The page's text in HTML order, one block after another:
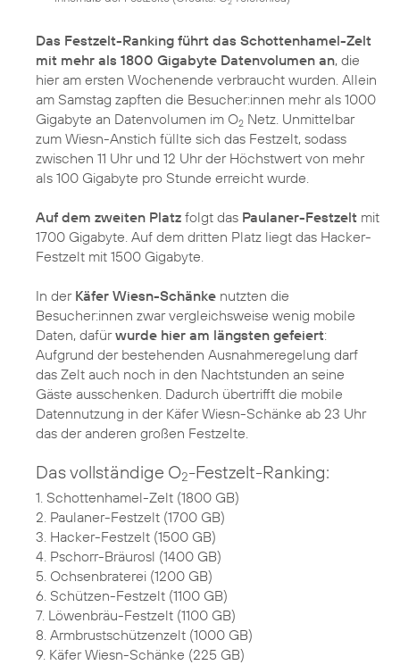
Das Festzelt-Ranking führt das Schottenhamel-Zelt
mit mehr als 1800 Gigabyte Datenvolumen an, die
hier am ersten Wochenende verbraucht wurden. Allein
am Samstag zapften die Besucher:innen mehr als 1000
Gigabyte an Datenvolumen im O2 Netz. Unmittelbar
zum Wiesn-Anstich füllte sich das Festzelt, sodass
zwischen 11 Uhr und 12 Uhr der Höchstwert von mehr
als 100 Gigabyte pro Stunde erreicht wurde.
Auf dem zweiten Platz folgt das Paulaner-Festzelt mit
1700 Gigabyte. Auf dem dritten Platz liegt das Hacker-
Festzelt mit 1500 Gigabyte.
In der Käfer Wiesn-Schänke nutzten die
Besucher:innen zwar vergleichsweise wenig mobile
Daten, dafürwurde hier am längsten gefeiert:
Aufgrund der bestehenden Ausnahmeregelung darf
das Zelt auch noch in den Nachtstunden an seine
Gäste ausschenken. Dadurch übertrifft die mobile
Datennutzung in der Käfer Wiesn-Schänke ab 23 Uhr
das der anderen großen Festzelte.
Das vollständige O2-Festzelt-Ranking:
1. Schottenhamel-Zelt (1800 GB)
2. Paulaner-Festzelt (1700 GB)
3. Hacker-Festzelt (1500 GB)
4. Pschorr-Bräurosl (1400 GB)
5. Ochsenbraterei (1200 GB)
6. Schützen-Festzelt (1100 GB)
7. Löwenbräu-Festzelt (1100 GB)
8. Armbrustschützenzelt (1000 GB)
9. Käfer Wiesn-Schänke (225 GB)